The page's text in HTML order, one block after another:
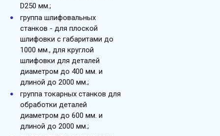
D250 мм.;
группа шлифовальных
станков - для плоской
шлифовки с габаритами до
1000 мм., для круглой
шлифовки для деталей
диаметром до 400 мм. и
длиной до 2000 мм.;
группа токарных станков для
обработки деталей
диаметром до 600 мм. и
длиной до 2000 мм.;